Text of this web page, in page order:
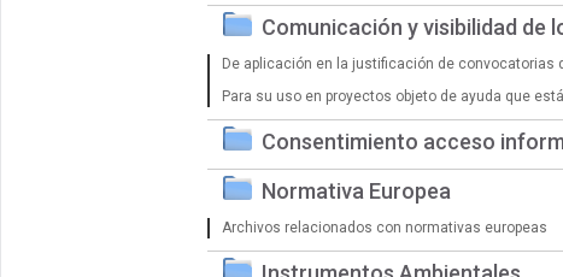
Comunicación y visibilidad de
De aplicación en la justificación de convocatorias
Para su uso en proyectos objeto de ayuda que
Consentimiento acceso
Normativa Europea
Archivos relacionados con normativas europeas